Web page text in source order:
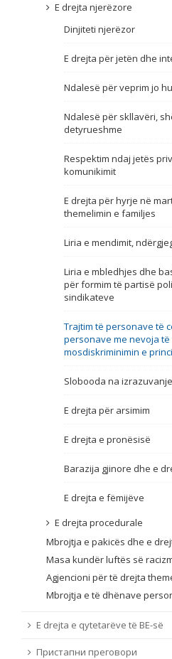
Nga rrjeti 23
Data e shpalljes
Emër, përshkrim ose fjalen
E drejta njerëzore
Dinjiteti njerëzor
E drejta për jetën dhe
Ndalesë për veprim jo
Ndalesë për skllavëri,
detyrueshme
Respektim ndaj jetës
komunikimit
E drejta për hyrje në
themelimin e familjes
Liria e mendimit,
Liria e mbledhjes dhe
për formim të partisë
sindikateve
Trajtim të personave të
personave me nevoja të
mosdiskriminimin e
Slobooda na
E drejta për arsimim
E drejta e pronësisë
Barazija gjinore dhe e
E drejta e fëmijëve
E drejta procedurale
Mbrojtja e pakicës dhe e
Masa kundër luftës së
Agjencioni për të drejta
Mbrojtja e të dhënave
E drejta e qytetarëve të BE-së
Пристапни преговори